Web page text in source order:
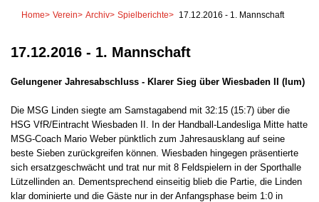
Home> Verein> Archiv> Spielberichte> 17.12.2016 - 1. Mannschaft
17.12.2016 - 1. Mannschaft
Gelungener Jahresabschluss - Klarer Sieg über Wiesbaden II (lum)
Die MSG Linden siegte am Samstagabend mit 32:15 (15:7) über die
HSG VfR/Eintracht Wiesbaden II. In der Handball-Landesliga Mitte hatte
MSG-Coach Mario Weber pünktlich zum Jahresausklang auf seine
beste Sieben zurückgreifen können. Wiesbaden hingegen präsentierte
sich ersatzgeschwächt und trat nur mit 8 Feldspielern in der Sporthalle
Lützellinden an. Dementsprechend einseitig blieb die Partie, die Linden
klar dominierte und die Gäste nur in der Anfangsphase beim 1:0 in